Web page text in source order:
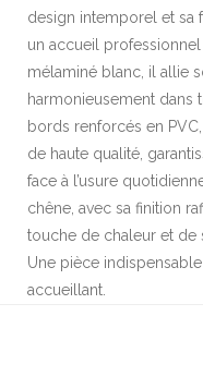
design intemporel et sa
un accueil
mélaminé blanc, il allie
harmonieusement dans
bords renforcés en
de haute qualité,
face à l’usure
chêne, avec sa finition
touche de chaleur et de
Une pièce
accueillant.